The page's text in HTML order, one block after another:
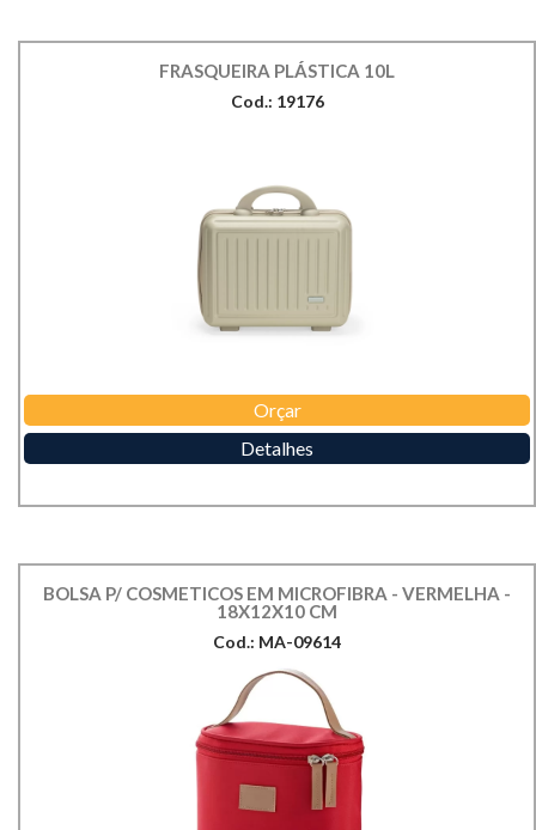
FRASQUEIRA PLÁSTICA 10L
Cod.: 19176
Orçar
Detalhes
BOLSA P/ COSMETICOS EM MICROFIBRA - VERMELHA -
18X12X10 CM
Cod.: MA-09614